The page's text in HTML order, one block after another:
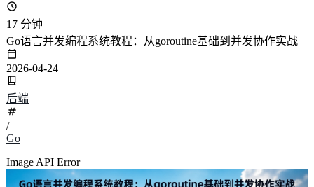
17 分钟
Go语言并发编程系统教程：从goroutine基础到并发协作实战
2026-04-24
后端
/
Go
Image API Error